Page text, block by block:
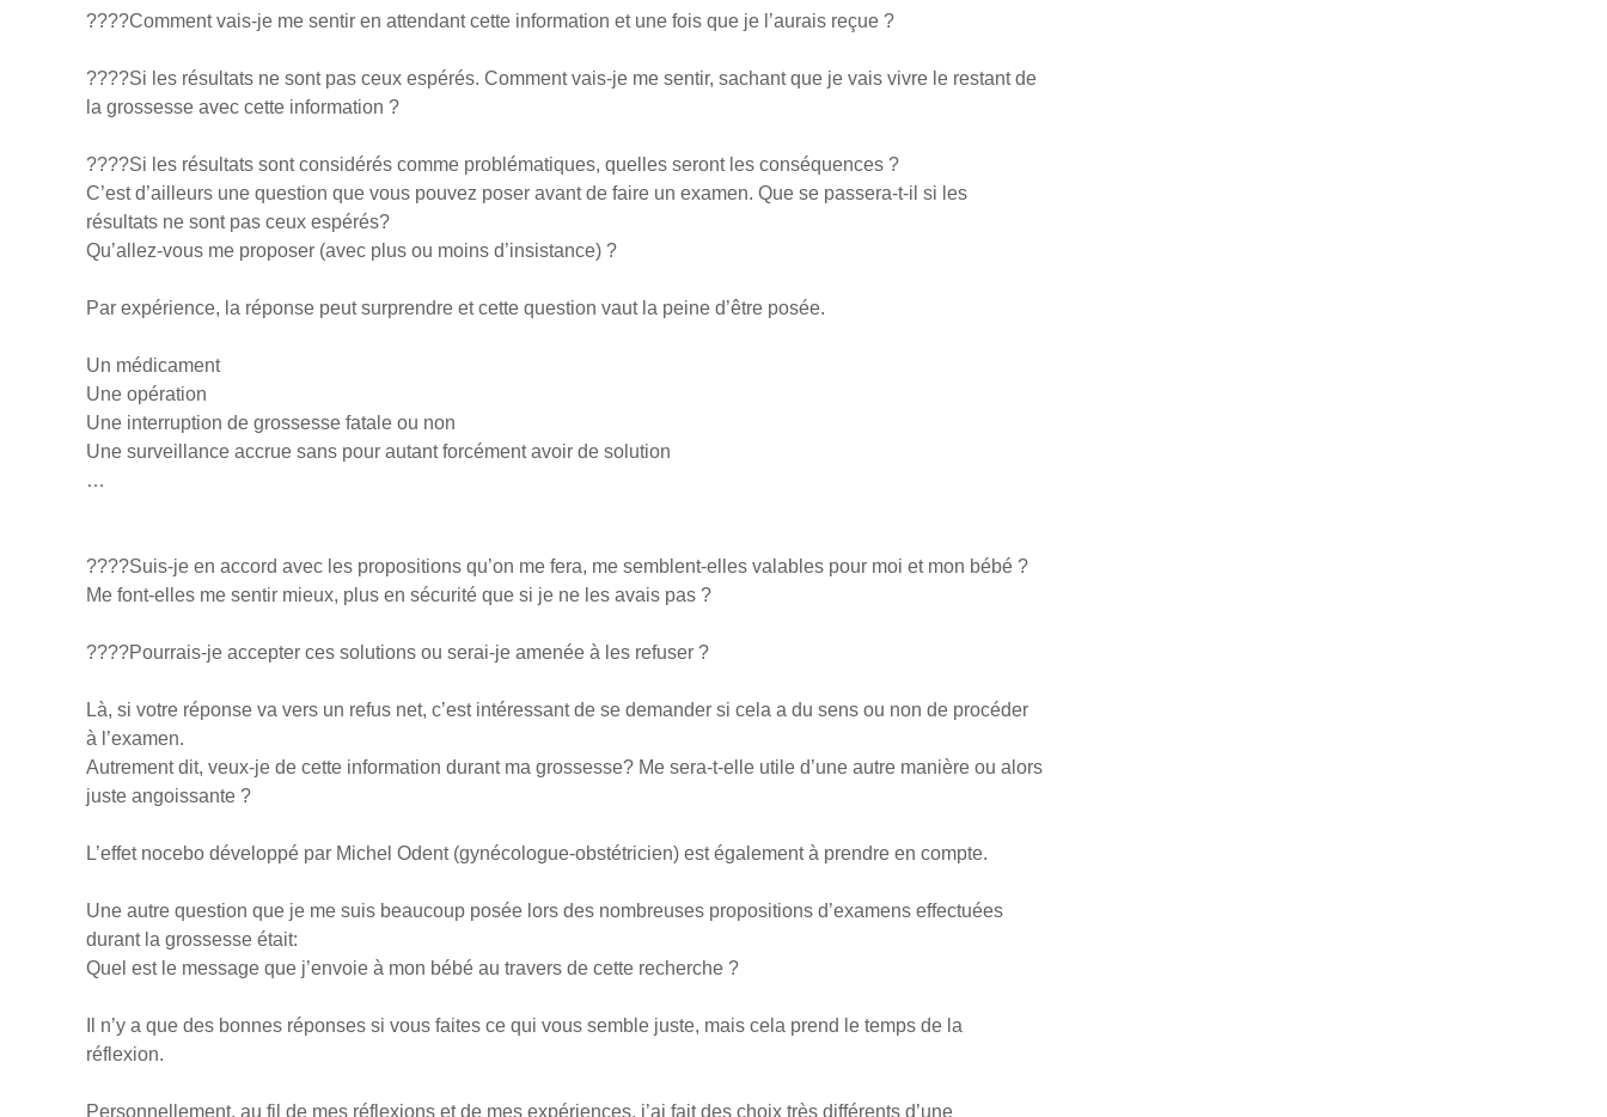
????Comment vais-je me sentir en attendant cette information et une fois que je l’aurais reçue ?
????Si les résultats ne sont pas ceux espérés. Comment vais-je me sentir, sachant que je vais vivre le restant de
la grossesse avec cette information ?
????Si les résultats sont considérés comme problématiques, quelles seront les conséquences ?
C’est d’ailleurs une question que vous pouvez poser avant de faire un examen. Que se passera-t-il si les
résultats ne sont pas ceux espérés?
Qu’allez-vous me proposer (avec plus ou moins d’insistance) ?
Par expérience, la réponse peut surprendre et cette question vaut la peine d’être posée.
Un médicament
Une opération
Une interruption de grossesse fatale ou non
Une surveillance accrue sans pour autant forcément avoir de solution
…
????Suis-je en accord avec les propositions qu’on me fera, me semblent-elles valables pour moi et mon bébé ?
Me font-elles me sentir mieux, plus en sécurité que si je ne les avais pas ?
????Pourrais-je accepter ces solutions ou serai-je amenée à les refuser ?
Là, si votre réponse va vers un refus net, c’est intéressant de se demander si cela a du sens ou non de procéder
à l’examen.
Autrement dit, veux-je de cette information durant ma grossesse? Me sera-t-elle utile d’une autre manière ou alors
juste angoissante ?
L’effet nocebo développé par Michel Odent (gynécologue-obstétricien) est également à prendre en compte.
Une autre question que je me suis beaucoup posée lors des nombreuses propositions d’examens effectuées
durant la grossesse était:
Quel est le message que j’envoie à mon bébé au travers de cette recherche ?
Il n’y a que des bonnes réponses si vous faites ce qui vous semble juste, mais cela prend le temps de la
réflexion.
Personnellement, au fil de mes réflexions et de mes expériences, j’ai fait des choix très différents d’une